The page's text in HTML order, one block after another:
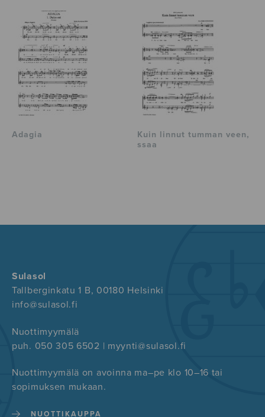
Adagia
Kuin linnut tumman veen,
ssaa
Sulasol
Tallberginkatu 1 B, 00180 Helsinki
info@sulasol.fi
Nuottimyymälä
puh. 050 305 6502 | myynti@sulasol.fi
Nuottimyymälä on avoinna ma–pe klo 10–16 tai
sopimuksen mukaan.
NUOTTIKAUPPA